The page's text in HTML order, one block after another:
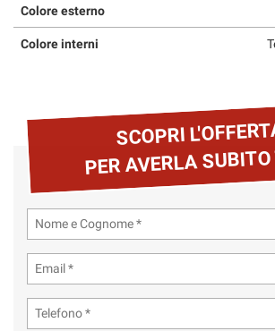
Colore esterno
Colore interni
SCOPRI
PER AVERLA
modificare
le
tue
momento.
Cookie necessari
Cookie delle preferenze